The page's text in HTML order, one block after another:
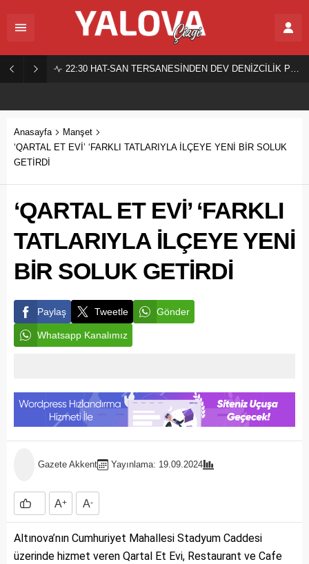
22:30 HAT-SAN TERSANESİNDEN DEV DENİZCİLİK PROJESİ!
Anasayfa
Manşet
‘QARTAL ET EVİ’ ‘FARKLI TATLARIYLA İLÇEYE YENİ BİR SOLUK
GETİRDİ
‘QARTAL ET EVİ’ ‘FARKLI
TATLARIYLA İLÇEYE YENİ
BİR SOLUK GETİRDİ
Paylaş Tweetle Gönder
Whatsapp Kanalımız
Gazete Akkent Yayınlama: 19.09.2024
A+ A-
Altınova’nın Cumhuriyet Mahallesi Stadyum Caddesi
üzerinde hizmet veren Qartal Et Evi, Restaurant ve Cafe